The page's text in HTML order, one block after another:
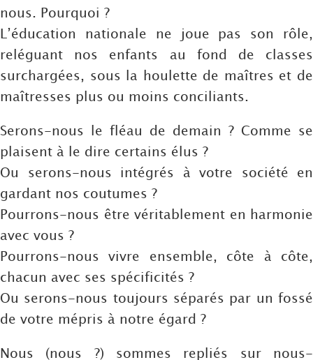
nous. Pourquoi ?
L’éducation nationale ne joue pas son rôle,
reléguant nos enfants au fond de classes
surchargées, sous la houlette de maîtres et de
maîtresses plus ou moins conciliants.
Serons-nous le fléau de demain ? Comme se
plaisent à le dire certains élus ?
Ou serons-nous intégrés à votre société en
gardant nos coutumes ?
Pourrons-nous être véritablement en harmonie
avec vous ?
Pourrons-nous vivre ensemble, côte à côte,
chacun avec ses spécificités ?
Ou serons-nous toujours séparés par un fossé
de votre mépris à notre égard ?
Nous (nous ?) sommes repliés sur nous-